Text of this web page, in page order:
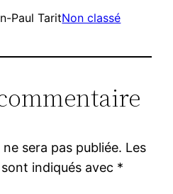
Paul TaritNon classé
sera pas publiée. Les
indiqués avec *